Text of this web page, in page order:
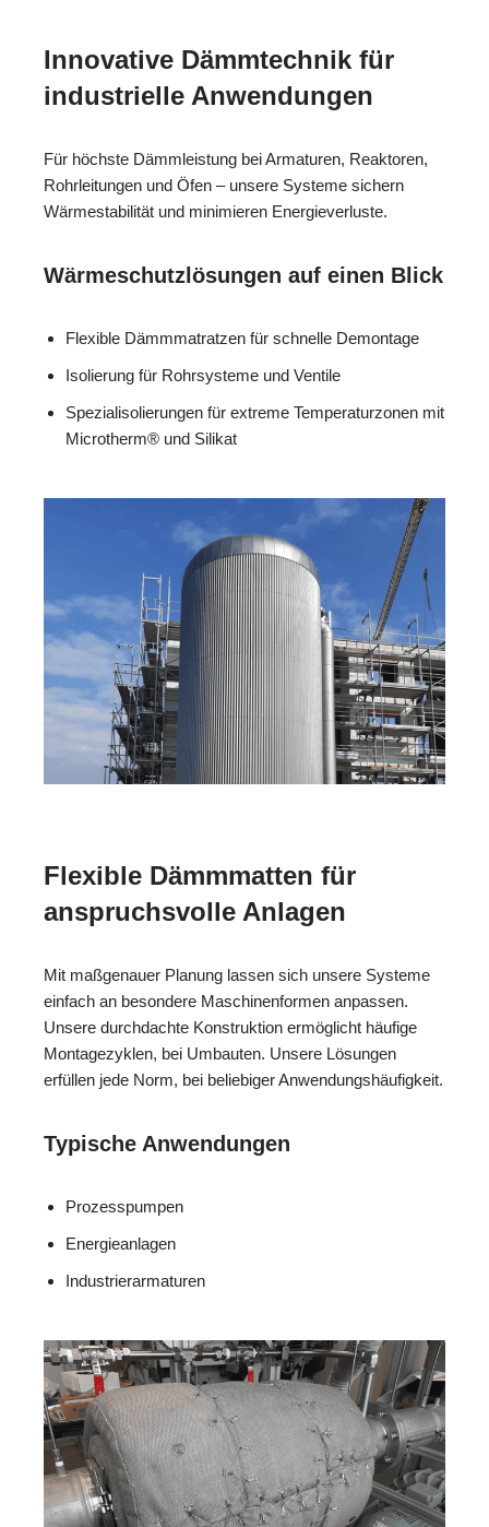
Innovative Dämmtechnik für
industrielle Anwendungen
Für höchste Dämmleistung bei Armaturen, Reaktoren,
Rohrleitungen und Öfen – unsere Systeme sichern
Wärmestabilität und minimieren Energieverluste.
Wärmeschutzlösungen auf einen Blick
Flexible Dämmmatratzen für schnelle Demontage
Isolierung für Rohrsysteme und Ventile
Spezialisolierungen für extreme Temperaturzonen mit
Microtherm® und Silikat
Flexible Dämmmatten für
anspruchsvolle Anlagen
Mit maßgenauer Planung lassen sich unsere Systeme
einfach an besondere Maschinenformen anpassen.
Unsere durchdachte Konstruktion ermöglicht häufige
Montagezyklen, bei Umbauten. Unsere Lösungen
erfüllen jede Norm, bei beliebiger Anwendungshäufigkeit.
Typische Anwendungen
Prozesspumpen
Energieanlagen
Industrierarmaturen